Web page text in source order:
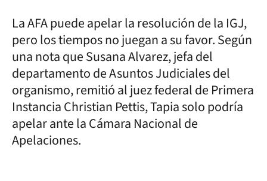
La AFA puede apelar la resolución de la IGJ,
pero los tiempos no juegan a su favor. Según
una nota que Susana Alvarez, jefa del
departamento de Asuntos Judiciales del
organismo, remitió al juez federal de Primera
Instancia Christian Pettis, Tapia solo podría
apelar ante la Cámara Nacional de
Apelaciones.